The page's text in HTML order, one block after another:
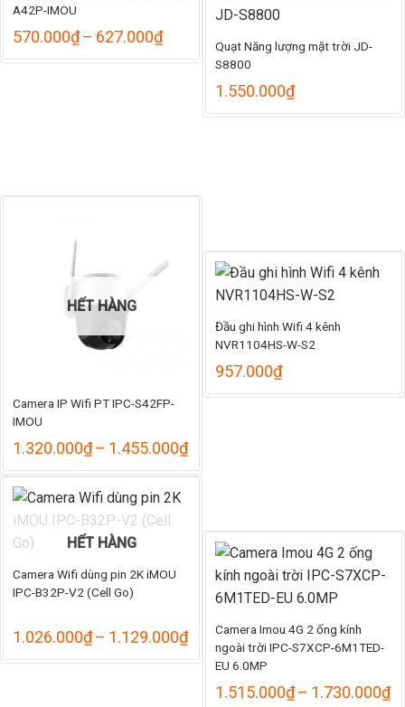
A42P-IMOU
570.000₫– 627.000₫Khoảng
từ
570.000₫
627.000₫
Quạt Năng lượng mặt trời JD-
S8800
1.550.000₫
HẾT HÀNG
Camera IP Wifi PT IPC-S42FP-
IMOU
1.320.000₫– 1.455.000₫Khoảng
từ
1.455.000₫
Đầu ghi hình Wifi 4 kênh
NVR1104HS-W-S2
957.000₫
HẾT HÀNG
Camera Wifi dùng pin 2K iMOU
IPC-B32P-V2 (Cell Go)
1.026.000₫– 1.129.000₫Khoảng
từ
1.026.000₫
Camera Imou 4G 2 ống kính
ngoài trời IPC-S7XCP-6M1TED-
EU 6.0MP
1.515.000₫– 1.730.000₫